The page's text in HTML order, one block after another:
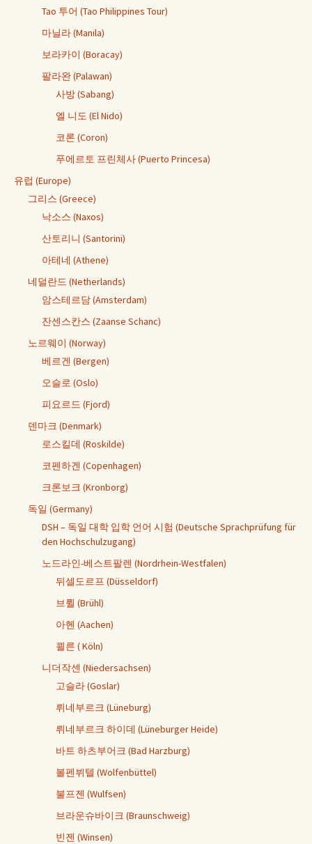
Tao 투어 (Tao Philippines Tour)
마닐라 (Manila)
보라카이 (Boracay)
팔라완 (Palawan)
사방 (Sabang)
엘 니도 (El Nido)
코론 (Coron)
푸에르토 프린체사 (Puerto Princesa)
유럽 (Europe)
그리스 (Greece)
낙소스 (Naxos)
산토리니 (Santorini)
아테네 (Athene)
네덜란드 (Netherlands)
암스테르담 (Amsterdam)
잔센스칸스 (Zaanse Schanc)
노르웨이 (Norway)
베르겐 (Bergen)
오슬로 (Oslo)
피요르드 (Fjord)
덴마크 (Denmark)
로스킬데 (Roskilde)
코펜하겐 (Copenhagen)
크론보크 (Kronborg)
독일 (Germany)
DSH – 독일 대학 입학 언어 시험 (Deutsche Sprachprüfung für
den Hochschulzugang)
노드라인-베스트팔렌 (Nordrhein-Westfalen)
뒤셀도르프 (Düsseldorf)
브륄 (Brühl)
아헨 (Aachen)
쾰른 ( Köln)
니더작센 (Niedersachsen)
고슬라 (Goslar)
뤼네부르크 (Lüneburg)
뤼네부르크 하이데 (Lüneburger Heide)
바트 하츠부어크 (Bad Harzburg)
볼펜뷔텔 (Wolfenbüttel)
불프젠 (Wulfsen)
브라운슈바이크 (Braunschweig)
빈젠 (Winsen)